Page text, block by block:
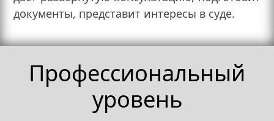
документы, представит интересы в суде.
Профессиональный
уровень